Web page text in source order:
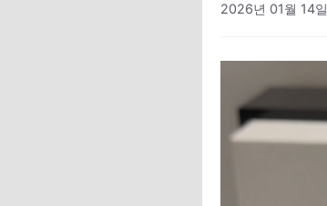
2026년 01월 14일